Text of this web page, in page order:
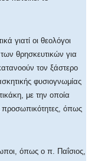
γιατί οι θεολόγοι
θρησκευτικών για
τον ξάστερο
φυσιογνωμίας
με την οποία
προσωπικότητες, όπως
όπως ο π. Παΐσιος,